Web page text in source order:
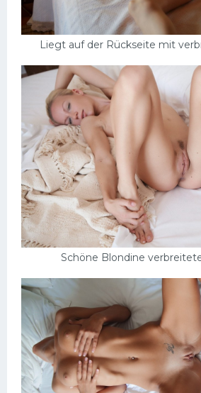
Liegt auf der Rückseite mit
Schöne Blondine